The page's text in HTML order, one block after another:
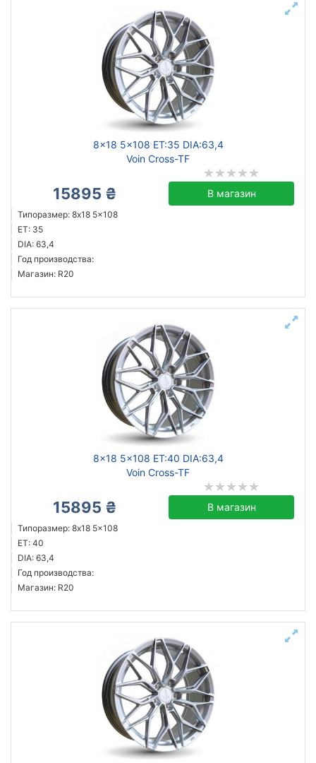
8x18 5x108 ET:35 DIA:63,4
Voin Cross-TF
15895 ₴ В магазин
Типоразмер: 8x18 5x108
ET: 35
DIA: 63,4
Год производства:
Магазин: R20
8x18 5x108 ET:40 DIA:63,4
Voin Cross-TF
15895 ₴ В магазин
Типоразмер: 8x18 5x108
ET: 40
DIA: 63,4
Год производства:
Магазин: R20